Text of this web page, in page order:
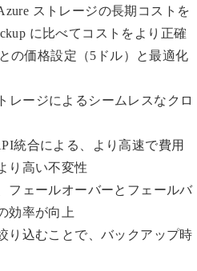
ストレージの長期コストを
に比べてコストをより正確
の価格設定（5ドル）と最適化
レージによるシームレスなクロ
統合による、より高速で費用
り高い不変性
フェールオーバーとフェールバ
効率が向上
り込むことで、バックアップ時